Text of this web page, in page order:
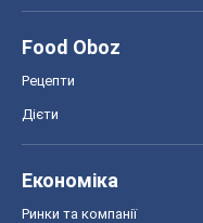
Food Oboz
Рецепти
Дієти
Економіка
Ринки та компанії